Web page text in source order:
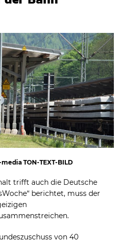
TON-TEXT-BILD
trifft auch die Deutsche
berichtet, muss der
von 40